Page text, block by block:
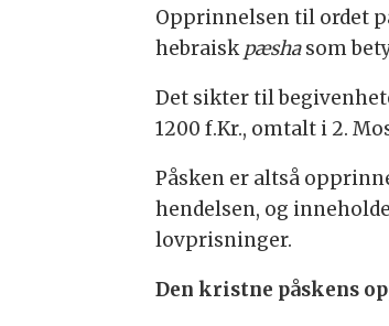
Opprinnelsen til ordet
hebraiskpæshasom
Det sikter til
1200 f.Kr., omtalt i 2.
Påsken er altså
hendelsen, og
lovprisninger.
Den kristne påskens